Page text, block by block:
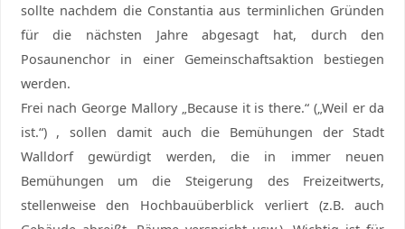
sollte nachdem die Constantia aus terminlichen Gründen
für die nächsten Jahre abgesagt hat, durch den
Posaunenchor in einer Gemeinschaftsaktion bestiegen
werden.
Frei nach George Mallory „Because it is there.“ („Weil er da
ist.“) , sollen damit auch die Bemühungen der Stadt
Walldorf gewürdigt werden, die in immer neuen
Bemühungen um die Steigerung des Freizeitwerts,
stellenweise den Hochbauüberblick verliert (z.B. auch